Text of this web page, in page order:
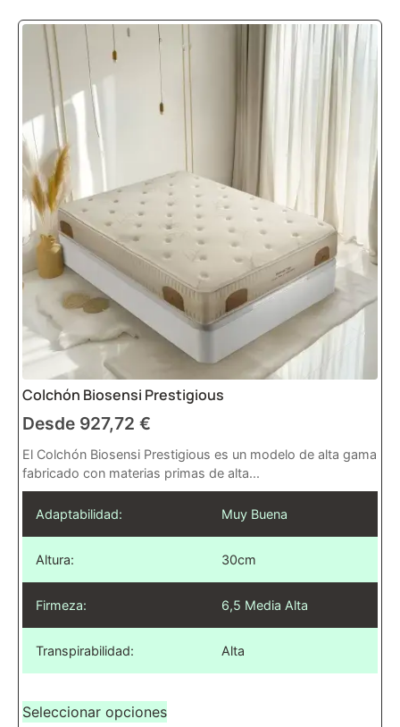
Colchón Biosensi Prestigious
Desde 927,72 €
El Colchón Biosensi Prestigious es un modelo de alta gama
fabricado con materias primas de alta...
Adaptabilidad: Muy Buena
Altura: 30cm
Firmeza: 6,5 Media Alta
Transpirabilidad: Alta
Seleccionar opciones